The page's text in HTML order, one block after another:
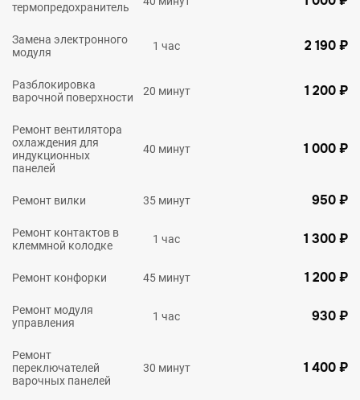
термопредохранитель
Замена электронного
модуля
1 час 2 190 ₽
Разблокировка
варочной поверхности
20 минут 1 200 ₽
Ремонт вентилятора
охлаждения для
индукционных
панелей
40 минут 1 000 ₽
Ремонт вилки 35 минут 950 ₽
Ремонт контактов в
клеммной колодке
1 час 1 300 ₽
Ремонт конфорки 45 минут 1 200 ₽
Ремонт модуля
управления
1 час 930 ₽
Ремонт
переключателей
варочных панелей
30 минут 1 400 ₽